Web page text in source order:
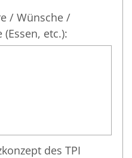
/ Wünsche /
etc.):
des TPI